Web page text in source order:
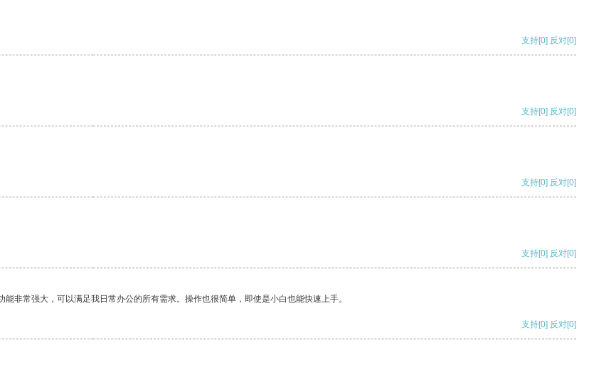
支持[0] 反对[0]
支持[0] 反对[0]
支持[0] 反对[0]
支持[0] 反对[0]
非常强大，可以满足我日常办公的所有需求。操作也很简单，即使是小白也能快速上手。
支持[0] 反对[0]